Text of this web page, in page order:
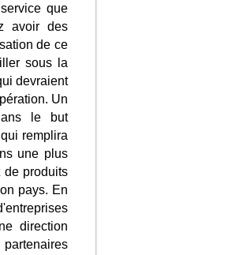
que
avoir des
de ce
sous la
devraient
Un
le but
remplira
une plus
de produits
pays. En
direction
partenaires